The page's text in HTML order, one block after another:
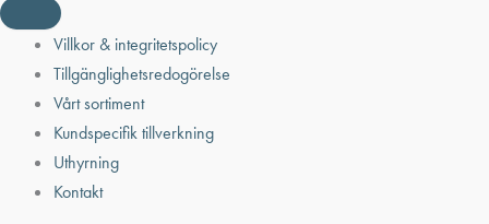
Villkor & integritetspolicy
Tillgänglighetsredogörelse
Vårt sortiment
Kundspecifik tillverkning
Uthyrning
Kontakt